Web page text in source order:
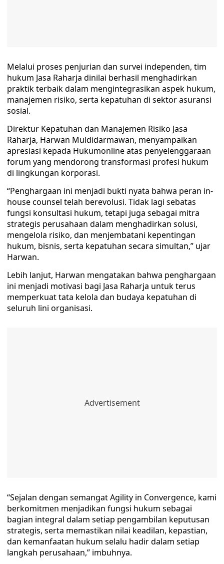
Melalui proses penjurian dan survei independen, tim
hukum Jasa Raharja dinilai berhasil menghadirkan
praktik terbaik dalam mengintegrasikan aspek hukum,
manajemen risiko, serta kepatuhan di sektor asuransi
sosial.
Direktur Kepatuhan dan Manajemen Risiko Jasa
Raharja, Harwan Muldidarmawan, menyampaikan
apresiasi kepada Hukumonline atas penyelenggaraan
forum yang mendorong transformasi profesi hukum
di lingkungan korporasi.
“Penghargaan ini menjadi bukti nyata bahwa peran in-
house counsel telah berevolusi. Tidak lagi sebatas
fungsi konsultasi hukum, tetapi juga sebagai mitra
strategis perusahaan dalam menghadirkan solusi,
mengelola risiko, dan menjembatani kepentingan
hukum, bisnis, serta kepatuhan secara simultan,” ujar
Harwan.
Lebih lanjut, Harwan mengatakan bahwa penghargaan
ini menjadi motivasi bagi Jasa Raharja untuk terus
memperkuat tata kelola dan budaya kepatuhan di
seluruh lini organisasi.
“Sejalan dengan semangat Agility in Convergence, kami
berkomitmen menjadikan fungsi hukum sebagai
bagian integral dalam setiap pengambilan keputusan
strategis, serta memastikan nilai keadilan, kepastian,
dan kemanfaatan hukum selalu hadir dalam setiap
langkah perusahaan,” imbuhnya.